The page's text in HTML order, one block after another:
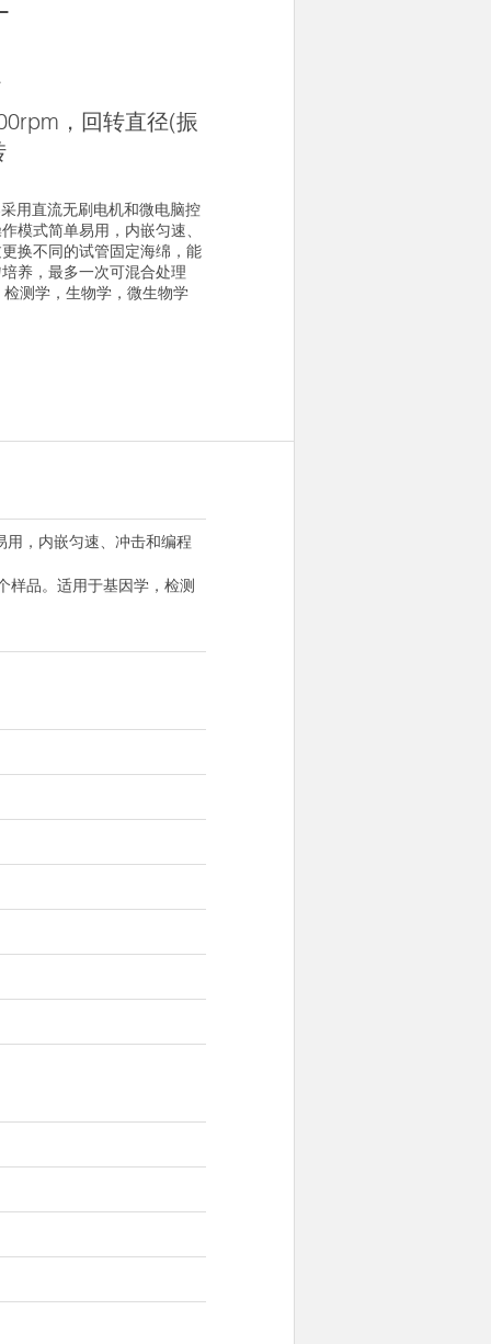
，回转直径(振
用直流无刷电机和微电脑控
模式简单易用，内嵌匀速、
换不同的试管固定海绵，能
养，最多一次可混合处理
测学，生物学，微生物学
，内嵌匀速、冲击和编程
样品。适用于基因学，检测